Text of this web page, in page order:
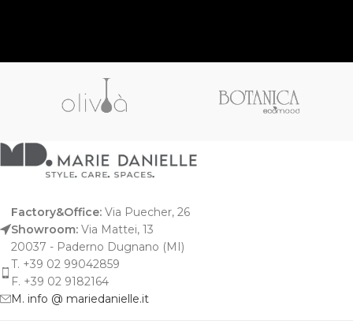
Factory&Office: Via Puecher, 26
Showroom: Via Mattei, 13
20037 - Paderno Dugnano (MI)
T. +39 02 99042859
F. +39 02 9182164
M. info @ mariedanielle.it